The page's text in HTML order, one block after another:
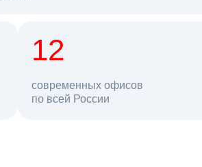
12
современных офисов
по всей Россиипользователей в день